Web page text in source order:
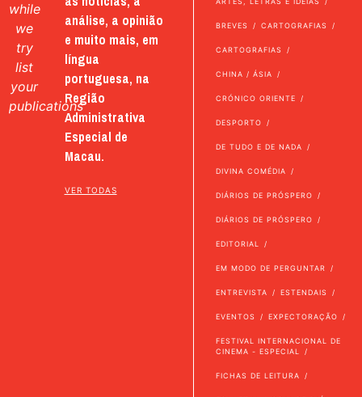
while
we
try
list
your
publications
análise, a opinião
e muito mais, em
língua
portuguesa, na
Região
Administrativa
Especial de
Macau.
VER TODAS
BREVES CARTOGRAFIAS
CARTOGRAFIAS
CHINA / ÁSIA
CRÓNICO ORIENTE
DESPORTO
DE TUDO E DE NADA
DIVINA COMÉDIA
DIÁRIOS DE PRÓSPERO
DIÁRIOS DE PRÓSPERO
EDITORIAL
EM MODO DE PERGUNTAR
ENTREVISTA ESTENDAIS
EVENTOS EXPECTORAÇÃO
FESTIVAL INTERNACIONAL DE
CINEMA - ESPECIAL
FICHAS DE LEITURA